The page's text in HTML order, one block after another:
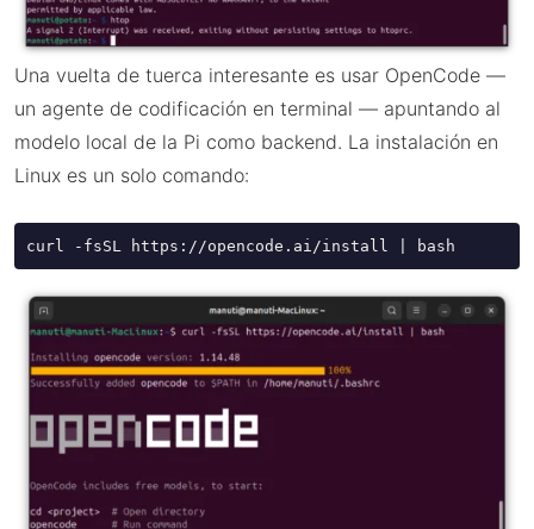
Una vuelta de tuerca interesante es usar OpenCode —
un agente de codificación en terminal — apuntando al
modelo local de la Pi como backend. La instalación en
Linux es un solo comando:
curl -fsSL https://opencode.ai/install | bash